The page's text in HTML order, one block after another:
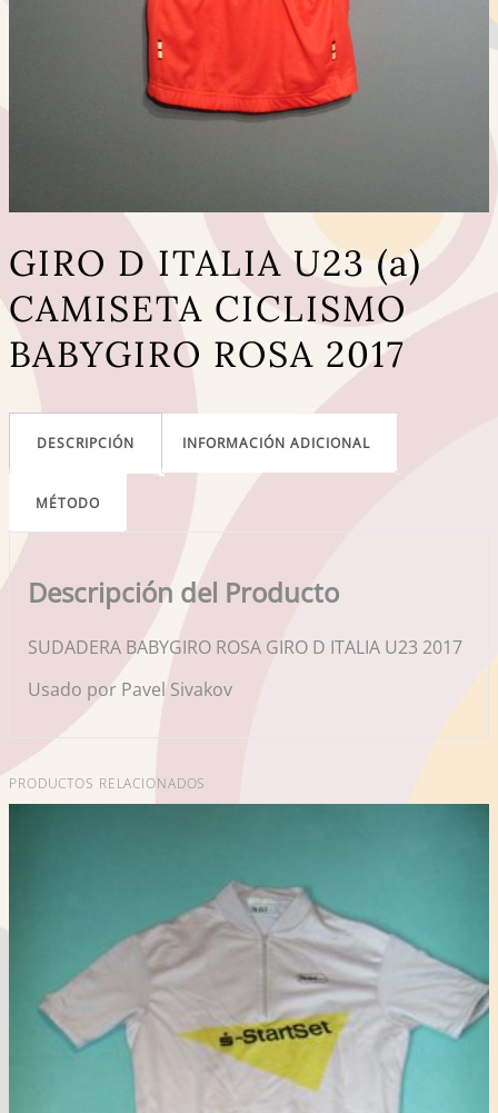
GIRO D ITALIA U23 (a)
CAMISETA CICLISMO
BABYGIRO ROSA 2017
DESCRIPCIÓN INFORMACIÓN ADICIONAL
MÉTODO
Descripción del Producto
SUDADERA BABYGIRO ROSA GIRO D ITALIA U23 2017
Usado por Pavel Sivakov
PRODUCTOS RELACIONADOS